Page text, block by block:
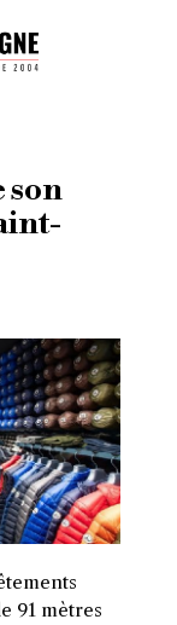
son
91 mètres